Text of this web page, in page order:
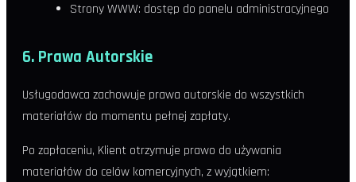
Strony WWW: dostęp do panelu administracyjnego
6. Prawa Autorskie
Usługodawca zachowuje prawa autorskie do wszystkich
materiałów do momentu pełnej zapłaty.
Po zapłaceniu, Klient otrzymuje prawo do używania
materiałów do celów komercyjnych, z wyjątkiem: